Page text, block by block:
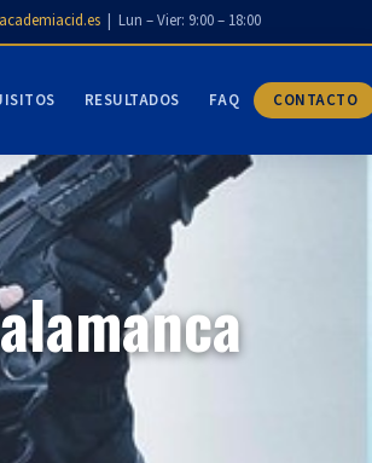
| Lun – Vier: 9:00 – 18:00
RESULTADOS FAQ CONTACTO